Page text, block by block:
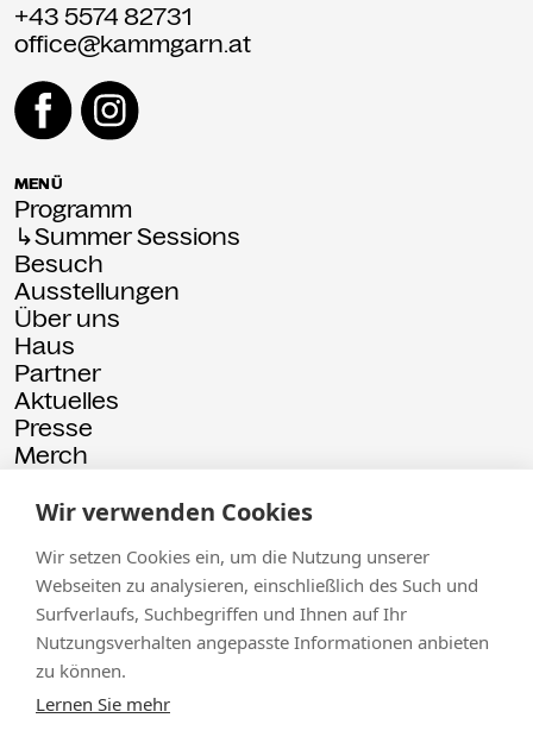
+43 5574 82731
office@kammgarn.at
MENÜ
Programm
↳Summer Sessions
Besuch
Ausstellungen
Über uns
Haus
Partner
Aktuelles
Presse
Merch
© 2026 Kammgarn Impressum Datenschutz
Wir verwenden Cookies
Wir setzen Cookies ein, um die Nutzung unserer
Webseiten zu analysieren, einschließlich des Such und
Surfverlaufs, Suchbegriffen und Ihnen auf Ihr
Nutzungsverhalten angepasste Informationen anbieten
zu können.
Lernen Sie mehr